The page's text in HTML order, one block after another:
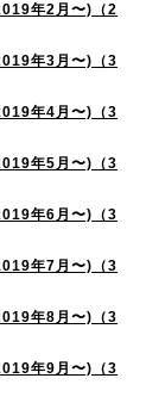
年2月〜)（2
年3月〜)（3
年4月〜)（3
年5月〜)（3
年6月〜)（3
年7月〜)（3
年8月〜)（3
年9月〜)（3